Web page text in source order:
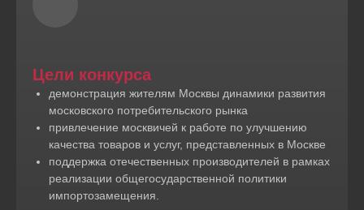
Цели конкурса
демонстрация жителям Москвы динамики развития
московского потребительского рынка
привлечение москвичей к работе по улучшению
качества товаров и услуг, представленных в Москве
поддержка отечественных производителей в рамках
реализации общегосударственной политики
импортозамещения.